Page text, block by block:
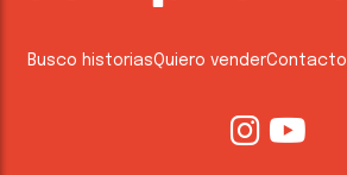
Busco historiasQuiero venderContacto